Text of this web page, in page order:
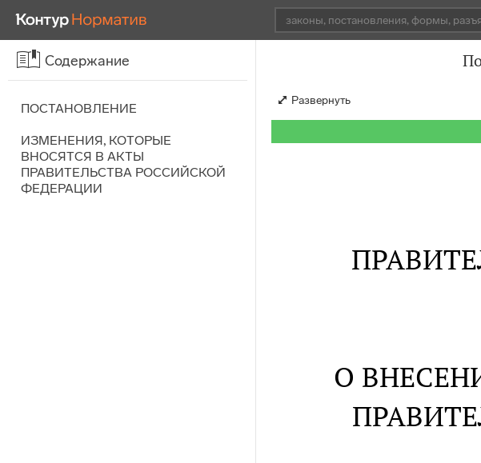
Содержание
ПОСТАНОВЛЕНИЕ
ИЗМЕНЕНИЯ, КОТОРЫЕ
ВНОСЯТСЯ В АКТЫ
ПРАВИТЕЛЬСТВА РОССИЙСКОЙ
ФЕДЕРАЦИИ
Развернуть
О